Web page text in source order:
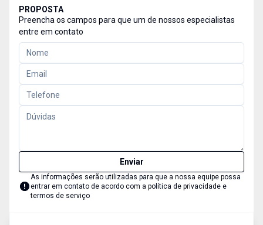
PROPOSTA
Preencha os campos para que um de nossos especialistas
entre em contato
Enviar
As informações serão utilizadas para que a nossa equipe possa
entrar em contato de acordo com a política de privacidade e
termos de serviço